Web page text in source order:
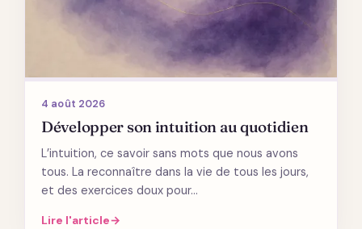
4 août 2026
Développer son intuition au quotidien
L’intuition, ce savoir sans mots que nous avons
tous. La reconnaître dans la vie de tous les jours,
et des exercices doux pour…
Lire l'article→